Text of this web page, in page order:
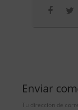
Enviar
Tu dirección de